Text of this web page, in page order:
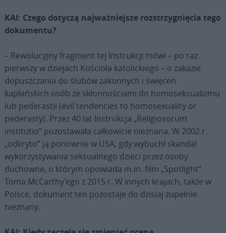
KAI: Czego dotyczą najważniejsze rozstrzygnięcia tego
dokumentu?
– Rewolucyjny fragment tej Instrukcji mówi – po raz
pierwszy w dziejach Kościoła katolickiego – o zakazie
dopuszczania do ślubów zakonnych i święceń
kapłańskich osób ze skłonnościami do homoseksualizmu
lub pederastii (evil tendencies to homosexuality or
pederasty). Przez 40 lat Instrukcja „Religiosorum
institutio” pozostawała całkowicie nieznana. W 2002 r.
„odkryto” ją ponownie w USA, gdy wybuchł skandal
wykorzystywania seksualnego dzieci przez osoby
duchowne, o którym opowiada m.in. film „Spotlight”
Toma McCarthy’ego z 2015 r. W innych krajach, także w
Polsce, dokument ten pozostaje do dzisiaj zupełnie
nieznany.